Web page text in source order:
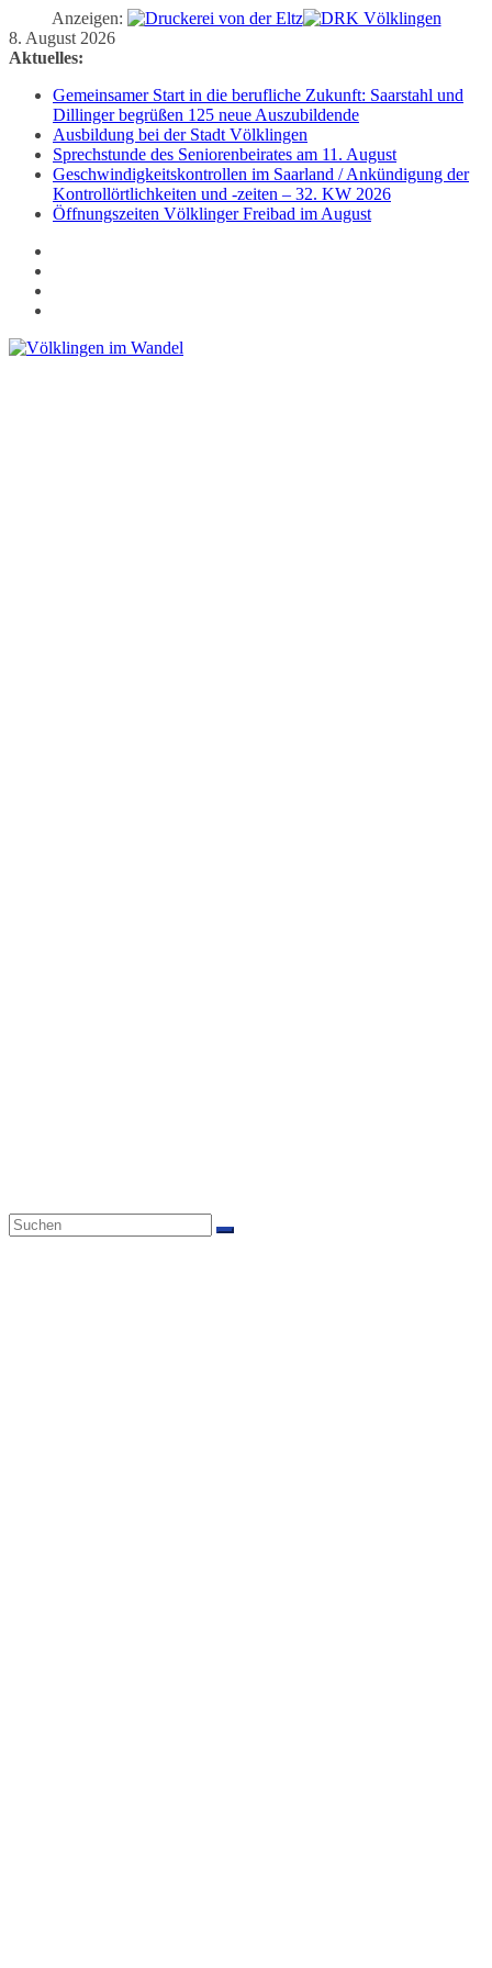
Anzeigen:
Zum
Inhalt
8. August 2026
Aktuelles:
Gemeinsamer Start in die berufliche Zukunft: Saarstahl und
Dillinger begrüßen 125 neue Auszubildende
Ausbildung bei der Stadt Völklingen
Sprechstunde des Seniorenbeirates am 11. August
Geschwindigkeitskontrollen im Saarland / Ankündigung der
Kontrollörtlichkeiten und -zeiten – 32. KW 2026
Öffnungszeiten Völklinger Freibad im August